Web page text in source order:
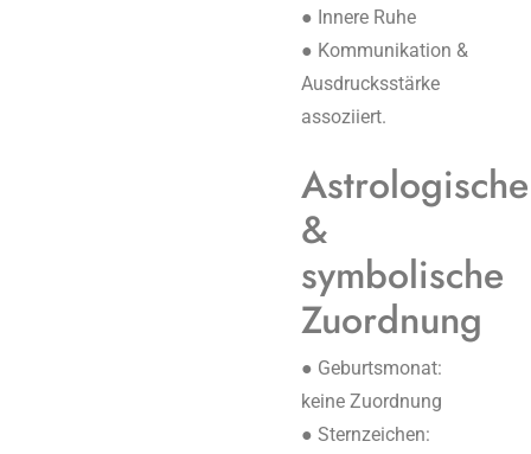
● Innere Ruhe
● Kommunikation &
Ausdrucksstärke
assoziiert.
Astrologische
&
symbolische
Zuordnung
● Geburtsmonat:
keine Zuordnung
● Sternzeichen: